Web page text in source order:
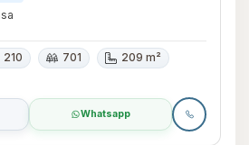
210 701
209 m²
Whatsapp